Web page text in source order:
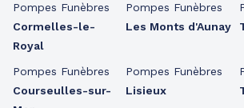
Pompes Funèbres
Cormelles-le-
Royal
Pompes Funèbres
Courseulles-sur-
Pompes Funèbres
Les Monts d'Aunay
Pompes Funèbres
Lisieux